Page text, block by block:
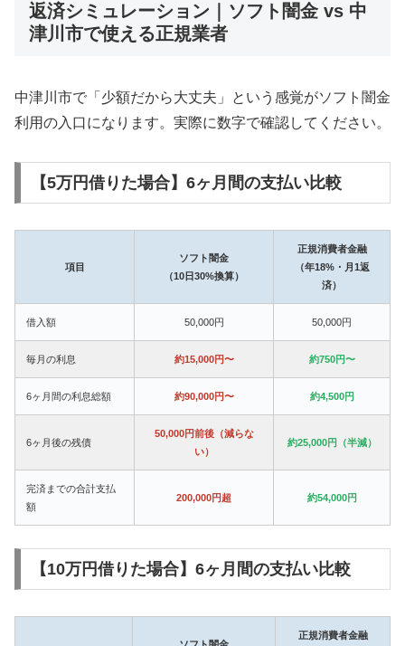
返済シミュレーション｜ソフト闇金 vs 中
津川市で使える正規業者
中津川市で「少額だから大丈夫」という感覚がソフト闇金
利用の入口になります。実際に数字で確認してください。
【5万円借りた場合】6ヶ月間の支払い比較
項目
ソフト闇金
（10日30%換算）
正規消費者金融
（年18%・月1返
済）
借入額 50,000円 50,000円
毎月の利息 約15,000円〜 約750円〜
6ヶ月間の利息総額 約90,000円〜 約4,500円
6ヶ月後の残債
50,000円前後（減らな
い）
約25,000円（半減）
完済までの合計支払
額
200,000円超 約54,000円
【10万円借りた場合】6ヶ月間の支払い比較
正規消費者金融